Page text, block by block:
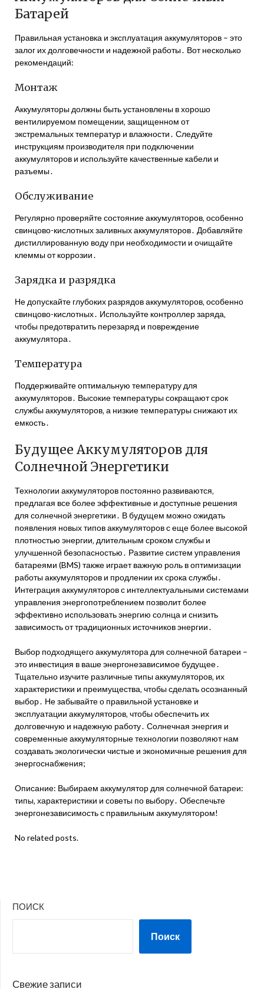
Батарей
Правильная установка и эксплуатация аккумуляторов – это
залог их долговечности и надежной работы․ Вот несколько
рекомендаций:
Монтаж
Аккумуляторы должны быть установлены в хорошо
вентилируемом помещении‚ защищенном от
экстремальных температур и влажности․ Следуйте
инструкциям производителя при подключении
аккумуляторов и используйте качественные кабели и
разъемы․
Обслуживание
Регулярно проверяйте состояние аккумуляторов‚ особенно
свинцово-кислотных заливных аккумуляторов․ Добавляйте
дистиллированную воду при необходимости и очищайте
клеммы от коррозии․
Зарядка и разрядка
Не допускайте глубоких разрядов аккумуляторов‚ особенно
свинцово-кислотных․ Используйте контроллер заряда‚
чтобы предотвратить перезаряд и повреждение
аккумулятора․
Температура
Поддерживайте оптимальную температуру для
аккумуляторов․ Высокие температуры сокращают срок
службы аккумуляторов‚ а низкие температуры снижают их
емкость․
Будущее Аккумуляторов для
Солнечной Энергетики
Технологии аккумуляторов постоянно развиваются‚
предлагая все более эффективные и доступные решения
для солнечной энергетики․ В будущем можно ожидать
появления новых типов аккумуляторов с еще более высокой
плотностью энергии‚ длительным сроком службы и
улучшенной безопасностью․ Развитие систем управления
батареями (BMS) также играет важную роль в оптимизации
работы аккумуляторов и продлении их срока службы․
Интеграция аккумуляторов с интеллектуальными системами
управления энергопотреблением позволит более
эффективно использовать энергию солнца и снизить
зависимость от традиционных источников энергии․
Выбор подходящего аккумулятора для солнечной батареи –
это инвестиция в ваше энергонезависимое будущее․
Тщательно изучите различные типы аккумуляторов‚ их
характеристики и преимущества‚ чтобы сделать осознанный
выбор․ Не забывайте о правильной установке и
эксплуатации аккумуляторов‚ чтобы обеспечить их
долговечную и надежную работу․ Солнечная энергия и
современные аккумуляторные технологии позволяют нам
создавать экологически чистые и экономичные решения для
энергоснабжения;
Описание: Выбираем аккумулятор для солнечной батареи:
типы‚ характеристики и советы по выбору․ Обеспечьте
энергонезависимость с правильным аккумулятором!
No related posts.
ПОИСК
Поиск
Свежие записи